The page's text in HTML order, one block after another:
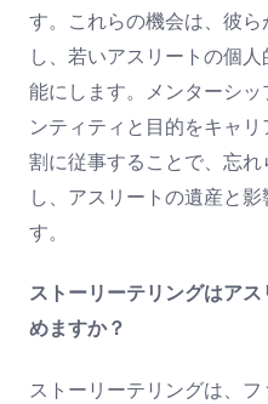
す。これらの機会は、彼
し、若いアスリートの個
能にします。メンターシ
ンティティと目的をキャ
割に従事することで、忘
し、アスリートの遺産と
す。
ストーリーテリングはア
めますか？
ストーリーテリングは、